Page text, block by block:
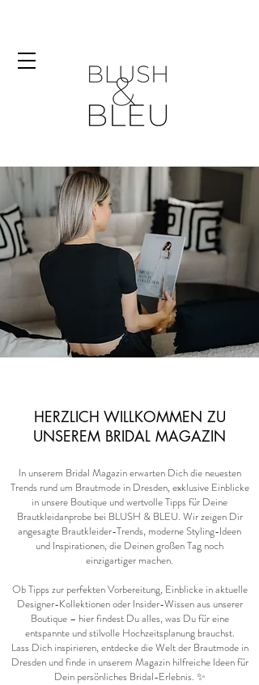
HERZLICH WILLKOMMEN ZU
UNSEREM BRIDAL MAGAZIN
​In unserem Bridal Magazin erwarten Dich die neuesten
Trends rund um Brautmode in Dresden, exklusive Einblicke
in unsere Boutique und wertvolle Tipps für Deine
Brautkleidanprobe bei BLUSH & BLEU. Wir zeigen Dir
angesagte Brautkleider-Trends, moderne Styling-Ideen
und Inspirationen, die Deinen großen Tag noch
einzigartiger machen.
Ob Tipps zur perfekten Vorbereitung, Einblicke in aktuelle
Designer-Kollektionen oder Insider-Wissen aus unserer
Boutique – hier findest Du alles, was Du für eine
entspannte und stilvolle Hochzeitsplanung brauchst.
Lass Dich inspirieren, entdecke die Welt der Brautmode in
Dresden und finde in unserem Magazin hilfreiche Ideen für
Dein persönliches Bridal-Erlebnis. ✨